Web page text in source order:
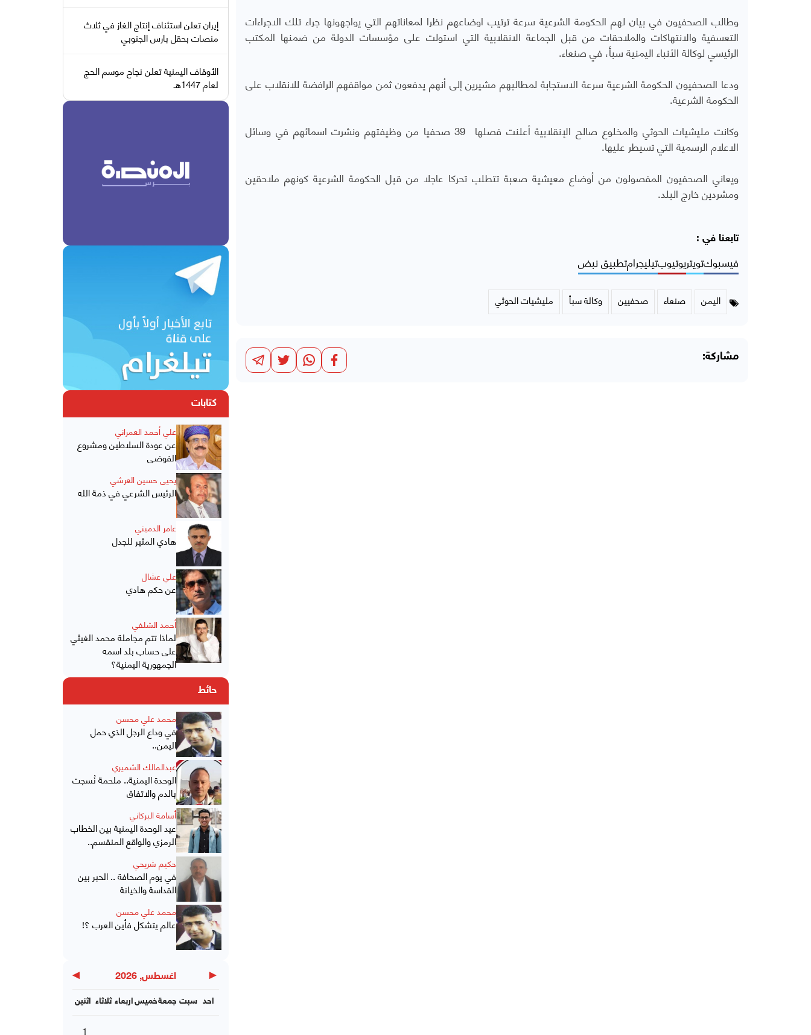
وطالب الصحفيون في بيان لهم الحكومة الشرعية سرعة ترتيب اوضاعهم نظرا لمعاناتهم التي يواجهونها جراء تلك الاجراءات
التعسفية والانتهاكات والملاحقات من قبل الجماعة الانقلابية التي استولت على مؤسسات الدولة من ضمنها المكتب
الرئيسي لوكالة الأنباء اليمنية سبأ، في صنعاء.
ودعا الصحفيون الحكومة الشرعية سرعة الاستجابة لمطالبهم مشيرين إلى أنهم يدفعون ثمن مواقفهم الرافضة للانقلاب على
الحكومة الشرعية.
وكانت مليشيات الحوثي والمخلوع صالح الإنقلابية أعلنت فصلها 39 صحفيا من وظيفتهم ونشرت اسمائهم في وسائل
الاعلام الرسمية التي تسيطر عليها.
ويعاني الصحفيون المفصولون من أوضاع معيشية صعبة تتطلب تحركا عاجلا من قبل الحكومة الشرعية كونهم ملاحقين
ومشردين خارج البلد.
تابعنا في :
فيسبوكتويتريوتيوبتيليجرامتطبيق نبض
اليمن صنعاء صحفيين وكالة سبأ مليشيات الحوثي
مشاركة:
إيران تعلن استئناف إنتاج الغاز في ثلاث
منصات بحقل بارس الجنوبي
الأوقاف اليمنية تعلن نجاح موسم الحج
لعام 1447هـ
كتابات
علي أحمد العمراني
عن عودة السلاطين ومشروع
الفوضى
يحيى حسين العرشي
الرئيس الشرعي في ذمة الله
عامر الدميني
هادي المثير للجدل
علي عشال
عن حكم هادي
أحمد الشلفي
لماذا تتم مجاملة محمد الغيثي
على حساب بلد اسمه
الجمهورية اليمنية؟
حائط
محمد علي محسن
في وداع الرجل الذي حمل
اليمن..
عبدالمالك الشميري
الوحدة اليمنية.. ملحمة نُسجت
بالدم والاتفاق
أسامة البركاني
عيد الوحدة اليمنية بين الخطاب
الرمزي والواقع المنقسم..
حكيم شريحي
في يوم الصحافة .. الحبر بين
القداسة والخيانة
محمد علي محسن
عالم يتشكل فأين العرب ؟!
◀ اغسطس, 2026 ▶
اثنين ثلاثاء اربعاءخميسجمعة سبت احد
1